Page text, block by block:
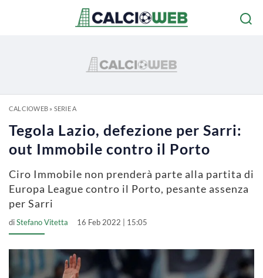
CALCIOWEB» SERIE A
Tegola Lazio, defezione per Sarri:
out Immobile contro il Porto
Ciro Immobile non prenderà parte alla partita di
Europa League contro il Porto, pesante assenza
per Sarri
diStefano Vitetta 16 Feb 2022 | 15:05